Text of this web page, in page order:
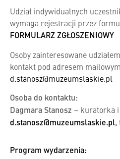
Udział indywidualnych
wymaga rejestracji przez
FORMULARZ ZGŁOSZENIOWY
Osoby zainteresowane
kontakt pod adresem
d.stanosz@muzeumslaskie.pl
Osoba do kontaktu:
Dagmara Stanosz – kuratorka
d.stanosz@muzeumslaskie.pl,
Program wydarzenia: